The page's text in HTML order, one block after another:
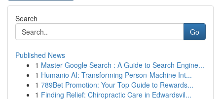
Search
Go
Published News
1 Master Google Search : A Guide to Search Engine...
1 Humanio AI: Transforming Person-Machine Int...
1 789Bet Promotion: Your Top Guide to Rewards...
1 Finding Relief: Chiropractic Care in Edwardsvil...